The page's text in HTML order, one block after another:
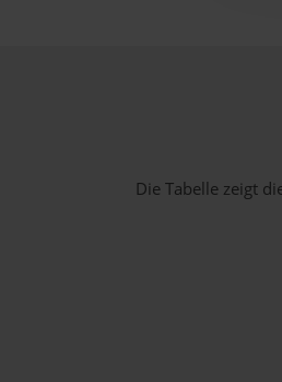
Die Tabelle zeigt